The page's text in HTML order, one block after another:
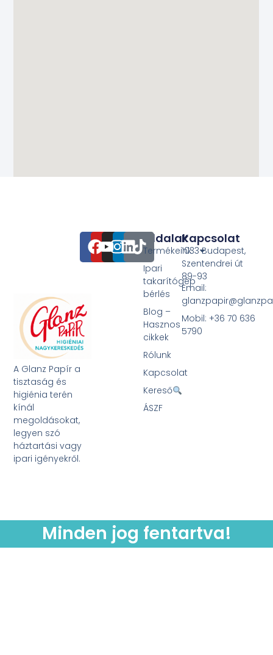
A Glanz Papír a
tisztaság és
higiénia terén
kínál
megoldásokat,
legyen szó
háztartási vagy
ipari igényekről.
Oldalak
Termékeink
Ipari
takarítógép
bérlés
Blog –
Hasznos
cikkek
Rólunk
Kapcsolat
Kereső
ÁSZF
Kapcsolat
1033 Budapest,
Szentendrei út
89-93
Email:
Mobil: +36 70 636
5790
Minden jog fentartva!